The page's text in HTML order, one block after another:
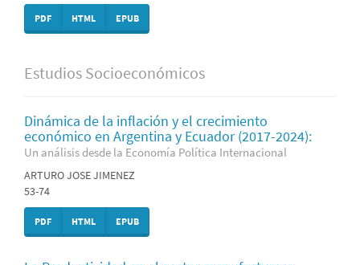
PDF HTML EPUB
Estudios Socioeconómicos
Dinámica de la inflación y el crecimiento
económico en Argentina y Ecuador (2017-2024):
Un análisis desde la Economía Política Internacional
ARTURO JOSE JIMENEZ
53-74
PDF HTML EPUB